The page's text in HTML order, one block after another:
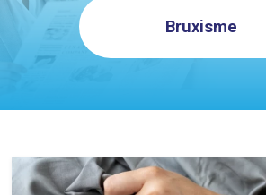
Bruxisme